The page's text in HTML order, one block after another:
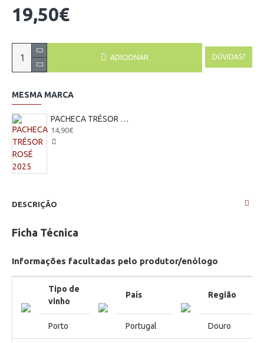
19,50€
ADICIONAR DÚVIDAS?
MESMA MARCA
PACHECA TRÉSOR ROSÉ 2025
14,90€
DESCRIÇÃO
Ficha Técnica
Informações facultadas pelo produtor/enólogo
Tipo de
vinho
País Região
Porto Portugal Douro